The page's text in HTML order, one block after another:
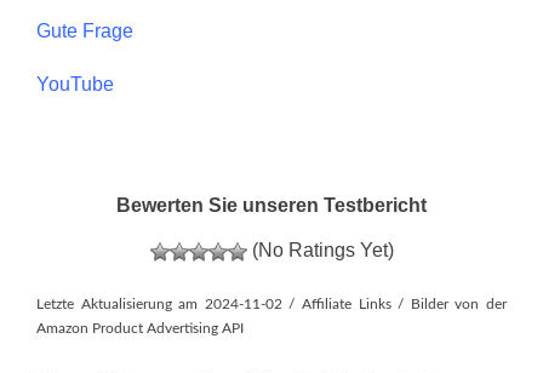
Gute Frage
YouTube
Bewerten Sie unseren Testbericht
(No Ratings Yet)
Letzte Aktualisierung am 2024-11-02 / Affiliate Links / Bilder von der
Amazon Product Advertising API